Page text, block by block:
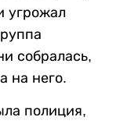
угрожал
собралась,
на него.
полиция,